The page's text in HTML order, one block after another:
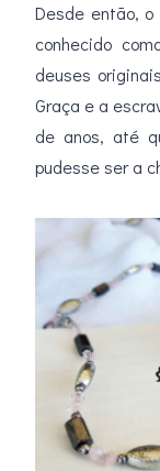
Desde então,
conhecido
deuses
Graça e a
de anos, até
pudesse ser a